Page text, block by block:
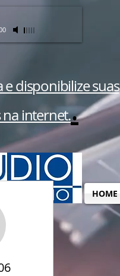
e disponibilize suas
na internet..
HOME